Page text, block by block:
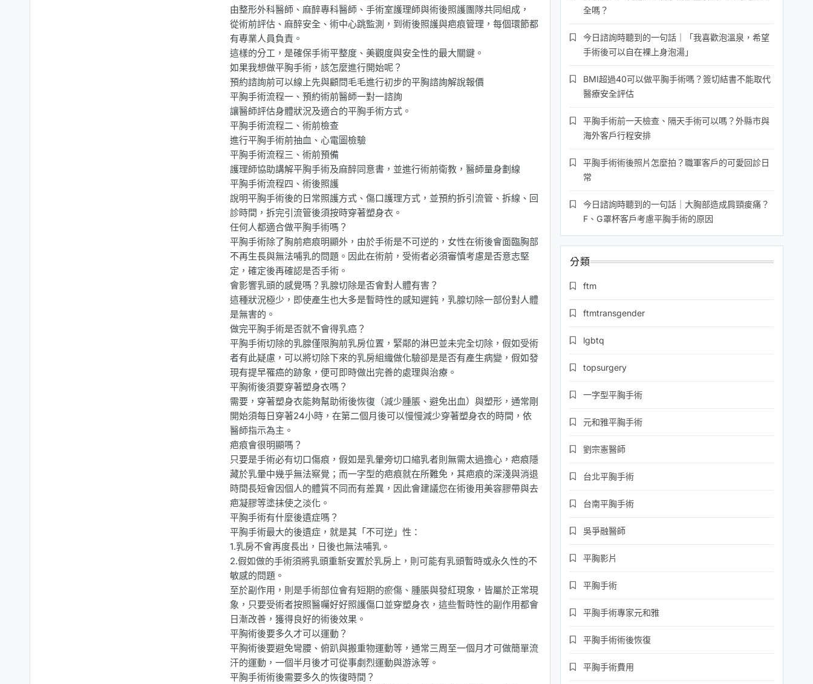
由整形外科醫師、麻醉專科醫師、手術室護理師與術後照護團隊共同組成，
從術前評估、麻醉安全、術中心跳監測，到術後照護與疤痕管理，每個環節都
有專業人員負責。
這樣的分工，是確保手術平整度、美觀度與安全性的最大關鍵。
如果我想做平胸手術，該怎麼進行開始呢？
預約諮詢前可以線上先與顧問毛毛進行初步的平胸諮詢解說報價
平胸手術流程一、預約術前醫師一對一諮詢
讓醫師評估身體狀況及適合的平胸手術方式。
平胸手術流程二、術前檢查
進行平胸手術前抽血、心電圖檢驗
平胸手術流程三、術前預備
護理師協助講解平胸手術及麻醉同意書，並進行術前衛教，醫師量身劃線
平胸手術流程四、術後照護
說明平胸手術後的日常照護方式、傷口護理方式，並預約拆引流管、拆線、回
診時間，拆完引流管後須按時穿著塑身衣。
任何人都適合做平胸手術嗎？
平胸手術除了胸前疤痕明顯外，由於手術是不可逆的，女性在術後會面臨胸部
不再生長與無法哺乳的問題。因此在術前，受術者必須審慎考慮是否意志堅
定，確定後再確認是否手術。
會影響乳頭的感覺嗎？乳腺切除是否會對人體有害？
這種狀況極少，即使產生也大多是暫時性的感知遲鈍，乳腺切除一部份對人體
是無害的。
做完平胸手術是否就不會得乳癌？
平胸手術切除的乳腺僅限胸前乳房位置，緊鄰的淋巴並未完全切除，假如受術
者有此疑慮，可以將切除下來的乳房組織做化驗卻是是否有產生病變，假如發
現有提早罹癌的跡象，便可即時做出完善的處理與治療。
平胸術後須要穿著塑身衣嗎？
需要，穿著塑身衣能夠幫助術後恢復（減少腫脹、避免出血）與塑形，通常剛
開始須每日穿著24小時，在第二個月後可以慢慢減少穿著塑身衣的時間，依
醫師指示為主。
疤痕會很明顯嗎？
只要是手術必有切口傷痕，假如是乳暈旁切口縮乳者則無需太過擔心，疤痕隱
藏於乳暈中幾乎無法察覺；而一字型的疤痕就在所難免，其疤痕的深淺與消退
時間長短會因個人的體質不同而有差異，因此會建議您在術後用美容膠帶與去
疤凝膠等塗抹使之淡化。
平胸手術有什麼後遺症嗎？
平胸手術最大的後遺症，就是其「不可逆」性：
1.乳房不會再度長出，日後也無法哺乳。
2.假如做的手術須將乳頭重新安置於乳房上，則可能有乳頭暫時或永久性的不
敏感的問題。
至於副作用，則是手術部位會有短期的瘀傷、腫脹與發紅現象，皆屬於正常現
象，只要受術者按照醫囑好好照護傷口並穿塑身衣，這些暫時性的副作用都會
日漸改善，獲得良好的術後效果。
平胸術後要多久才可以運動？
平胸術後要避免彎腰、俯趴與搬重物運動等，通常三周至一個月才可做簡單流
汗的運動，一個半月後才可從事劇烈運動與游泳等。
平胸手術術後需要多久的恢復時間？
全嗎？
今日諮詢時聽到的一句話｜「我喜歡泡溫泉，希望
手術後可以自在裸上身泡湯」
BMI超過40可以做平胸手術嗎？簽切結書不能取代
醫療安全評估
平胸手術前一天檢查、隔天手術可以嗎？外縣市與
海外客戶行程安排
平胸手術術後照片怎麼拍？職軍客戶的可愛回診日
常
今日諮詢時聽到的一句話｜大胸部造成肩頸痠痛？
F、G罩杯客戶考慮平胸手術的原因
分類
ftm
ftmtransgender
lgbtq
topsurgery
一字型平胸手術
元和雅平胸手術
劉宗憲醫師
台北平胸手術
台南平胸手術
吳爭融醫師
平胸影片
平胸手術
平胸手術專家元和雅
平胸手術術後恢復
平胸手術費用